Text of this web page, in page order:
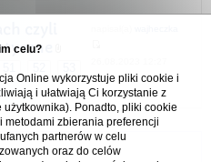
celu?
Online wykorzystuje pliki cookie i
i ułatwiają Ci korzystanie z
Ponadto, pliki cookie
metodami zbierania preferencji
partnerów w celu
oraz do celów